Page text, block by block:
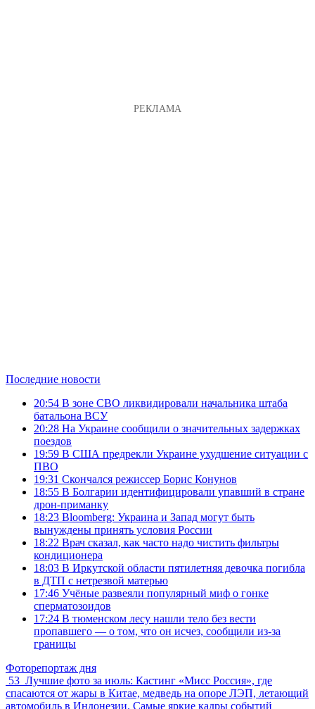
Последние новости
20:54 В зоне СВО ликвидировали начальника штаба
батальона ВСУ
20:28 На Украине сообщили о значительных задержках
поездов
19:59 В США предрекли Украине ухудшение ситуации с
ПВО
19:31 Скончался режиссер Борис Конунов
18:55 В Болгарии идентифицировали упавший в стране
дрон-приманку
18:23 Bloomberg: Украина и Запад могут быть
вынуждены принять условия России
18:22 Врач сказал, как часто надо чистить фильтры
кондиционера
18:03 В Иркутской области пятилетняя девочка погибла
в ДТП с нетрезвой матерью
17:46 Учёные развеяли популярный миф о гонке
сперматозоидов
17:24 В тюменском лесу нашли тело без вести
пропавшего — о том, что он исчез, сообщили из-за
границы
Фоторепортаж дня
53 Лучшие фото за июль: Кастинг «Мисс Россия», где
спасаются от жары в Китае, медведь на опоре ЛЭП, летающий
автомобиль в Индонезии. Самые яркие кадры событий